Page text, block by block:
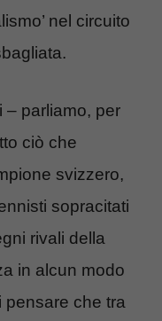
nel circuito
– parliamo, per
ciò che
svizzero,
sopracitati
rivali della
in alcun modo
pensare che tra